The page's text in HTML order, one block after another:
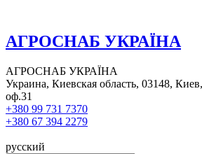
АГРОСНАБ УКРАЇНА
АГРОСНАБ УКРАЇНА
Украина, Киевская область, 03148,
оф.31
+380 99 731 7370
+380 67 394 2279
русский